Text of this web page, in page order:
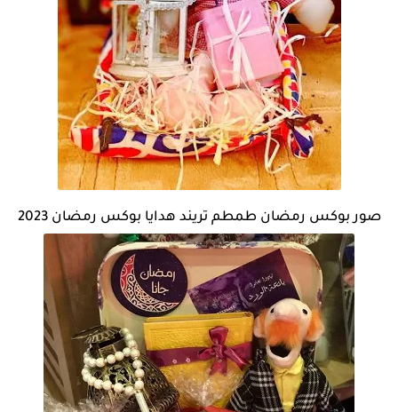
صور بوكس رمضان طمطم تريند هدايا بوكس رمضان 2023